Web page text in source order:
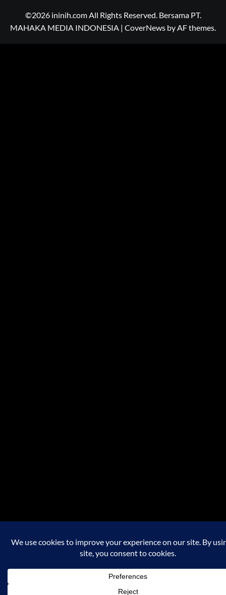
©2026 ininih.com All Rights Reserved. Bersama PT.
MAHAKA MEDIA INDONESIA | CoverNews by AF themes.